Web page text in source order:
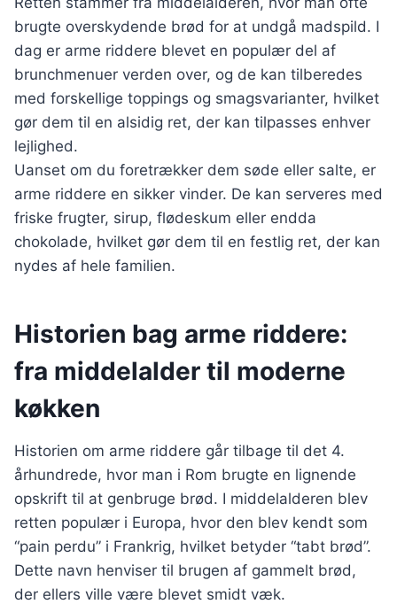
brugte overskydende brød for at undgå madspild. I
dag er arme riddere blevet en populær del af
brunchmenuer verden over, og de kan tilberedes
med forskellige toppings og smagsvarianter, hvilket
gør dem til en alsidig ret, der kan tilpasses enhver
lejlighed.
Uanset om du foretrækker dem søde eller salte, er
arme riddere en sikker vinder. De kan serveres med
friske frugter, sirup, flødeskum eller endda
chokolade, hvilket gør dem til en festlig ret, der kan
nydes af hele familien.
Historien bag arme riddere:
fra middelalder til moderne
køkken
Historien om arme riddere går tilbage til det 4.
århundrede, hvor man i Rom brugte en lignende
opskrift til at genbruge brød. I middelalderen blev
retten populær i Europa, hvor den blev kendt som
“pain perdu” i Frankrig, hvilket betyder “tabt brød”.
Dette navn henviser til brugen af gammelt brød,
der ellers ville være blevet smidt væk.